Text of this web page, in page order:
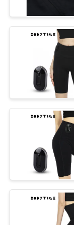
CONTROL
CALIDAD
ÉNTRENOS
EN
NOTICIAS
del